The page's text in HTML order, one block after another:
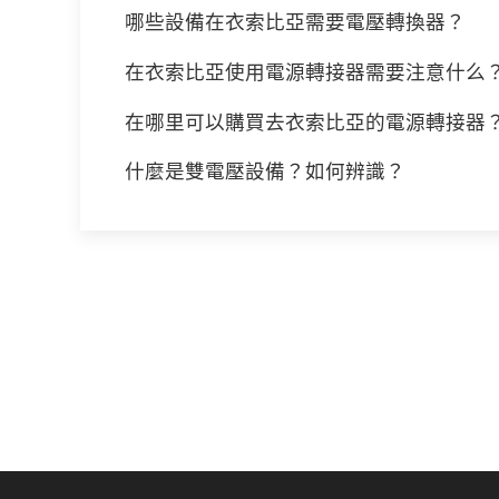
哪些設備在衣索比亞需要電壓轉換器？
在衣索比亞使用電源轉接器需要注意什么
在哪里可以購買去衣索比亞的電源轉接器
什麼是雙電壓設備？如何辨識？